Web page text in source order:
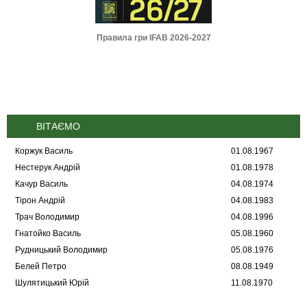
Правила гри IFAB 2026-2027
ВІТАЄМО
Коржук Василь
01.08.1967
Нестерук Андрій
01.08.1978
Качур Василь
04.08.1974
Тірон Андрій
04.08.1983
Трач Володимир
04.08.1996
Гнатойко Василь
05.08.1960
Рудницький Володимир
05.08.1976
Белей Петро
08.08.1949
Шулятицький Юрій
11.08.1970